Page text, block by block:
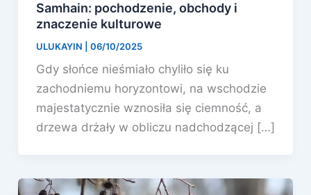
Samhain: pochodzenie, obchody i
znaczenie kulturowe
ULUKAYIN 06/10/2025
Gdy słońce nieśmiało chyliło się ku
zachodniemu horyzontowi, na wschodzie
majestatycznie wznosiła się ciemność, a
drzewa drżały w obliczu nadchodzącej […]